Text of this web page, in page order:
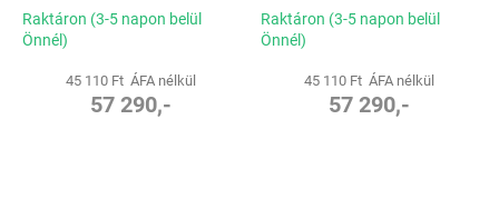
Raktáron (3-5 napon belül
Önnél)
45 110 Ft ÁFA nélkül
57 290,-
Raktáron (3-5 napon belül
Önnél)
45 110 Ft ÁFA nélkül
57 290,-